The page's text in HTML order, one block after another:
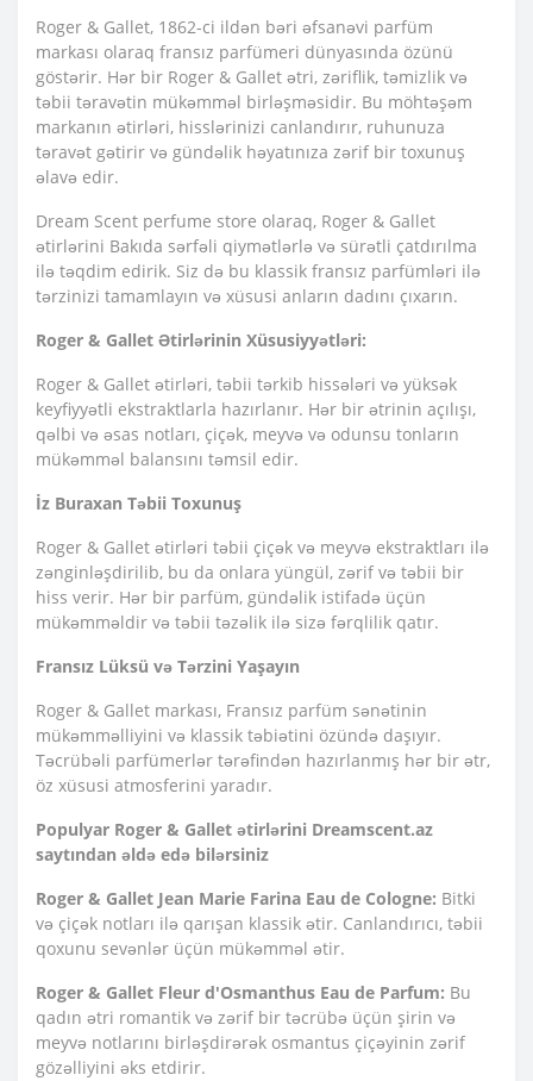
Roger & Gallet, 1862-ci ildən bəri əfsanəvi parfüm
markası olaraq fransız parfümeri dünyasında özünü
göstərir. Hər bir Roger & Gallet ətri, zəriflik, təmizlik və
təbii təravətin mükəmməl birləşməsidir. Bu möhtəşəm
markanın ətirləri, hisslərinizi canlandırır, ruhunuza
təravət gətirir və gündəlik həyatınıza zərif bir toxunuş
əlavə edir.
Dream Scent perfume store olaraq, Roger & Gallet
ətirlərini Bakıda sərfəli qiymətlərlə və sürətli çatdırılma
ilə təqdim edirik. Siz də bu klassik fransız parfümləri ilə
tərzinizi tamamlayın və xüsusi anların dadını çıxarın.
Roger & Gallet Ətirlərinin Xüsusiyyətləri:
Roger & Gallet ətirləri, təbii tərkib hissələri və yüksək
keyfiyyətli ekstraktlarla hazırlanır. Hər bir ətrinin açılışı,
qəlbi və əsas notları, çiçək, meyvə və odunsu tonların
mükəmməl balansını təmsil edir.
İz Buraxan Təbii Toxunuş
Roger & Gallet ətirləri təbii çiçək və meyvə ekstraktları ilə
zənginləşdirilib, bu da onlara yüngül, zərif və təbii bir
hiss verir. Hər bir parfüm, gündəlik istifadə üçün
mükəmməldir və təbii təzəlik ilə sizə fərqlilik qatır.
Fransız Lüksü və Tərzini Yaşayın
Roger & Gallet markası, Fransız parfüm sənətinin
mükəmməlliyini və klassik təbiətini özündə daşıyır.
Təcrübəli parfümerlər tərəfindən hazırlanmış hər bir ətr,
öz xüsusi atmosferini yaradır.
Populyar Roger & Gallet ətirlərini Dreamscent.az
saytından əldə edə bilərsiniz
Roger & Gallet Jean Marie Farina Eau de Cologne: Bitki
və çiçək notları ilə qarışan klassik ətir. Canlandırıcı, təbii
qoxunu sevənlər üçün mükəmməl ətir.
Roger & Gallet Fleur d'Osmanthus Eau de Parfum: Bu
qadın ətri romantik və zərif bir təcrübə üçün şirin və
meyvə notlarını birləşdirərək osmantus çiçəyinin zərif
gözəlliyini əks etdirir.